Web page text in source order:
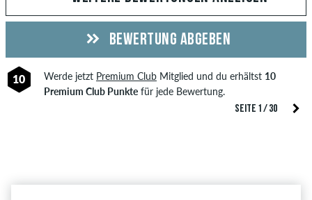
SEITE 1 / 30
BEWERTUNG ABGEBEN
10 Werde jetzt Premium ClubMitglied und du erhältst 10
Premium Club Punktefür jede Bewertung.